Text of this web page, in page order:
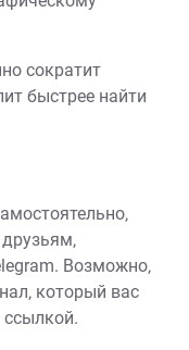
сократит
быстрее найти
Возможно‚
который вас
ссылкой.